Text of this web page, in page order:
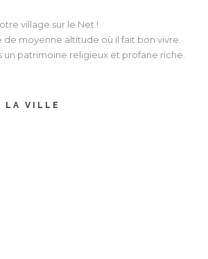
village sur le Net !
de moyenne altitude où il fait bon vivre.
un patrimoine religieux et profane riche.
LA VILLE